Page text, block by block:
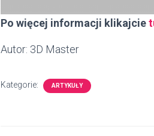
Po więcej informacji klikajcie
Autor: 3D Master
Kategorie: ARTYKUŁY